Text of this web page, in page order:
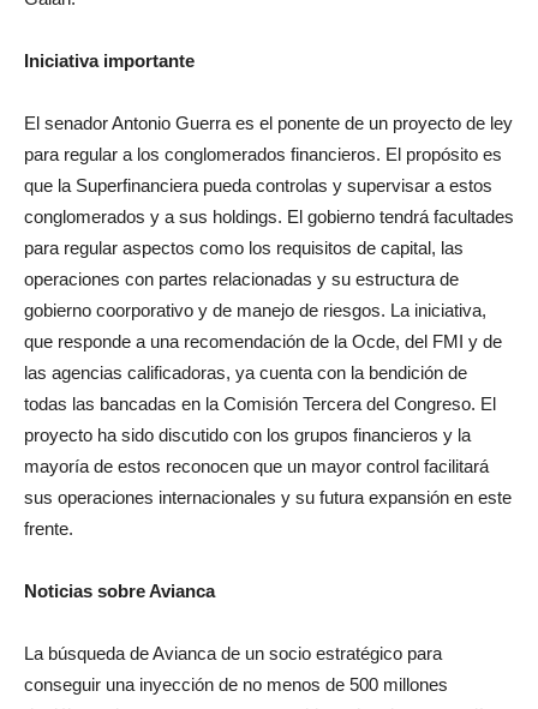
Iniciativa importante
El senador Antonio Guerra es el ponente de un proyecto de ley
para regular a los conglomerados financieros. El propósito es
que la Superfinanciera pueda controlas y supervisar a estos
conglomerados y a sus holdings. El gobierno tendrá facultades
para regular aspectos como los requisitos de capital, las
operaciones con partes relacionadas y su estructura de
gobierno coorporativo y de manejo de riesgos. La iniciativa,
que responde a una recomendación de la Ocde, del FMI y de
las agencias calificadoras, ya cuenta con la bendición de
todas las bancadas en la Comisión Tercera del Congreso. El
proyecto ha sido discutido con los grupos financieros y la
mayoría de estos reconocen que un mayor control facilitará
sus operaciones internacionales y su futura expansión en este
frente.
Noticias sobre Avianca
La búsqueda de Avianca de un socio estratégico para
conseguir una inyección de no menos de 500 millones